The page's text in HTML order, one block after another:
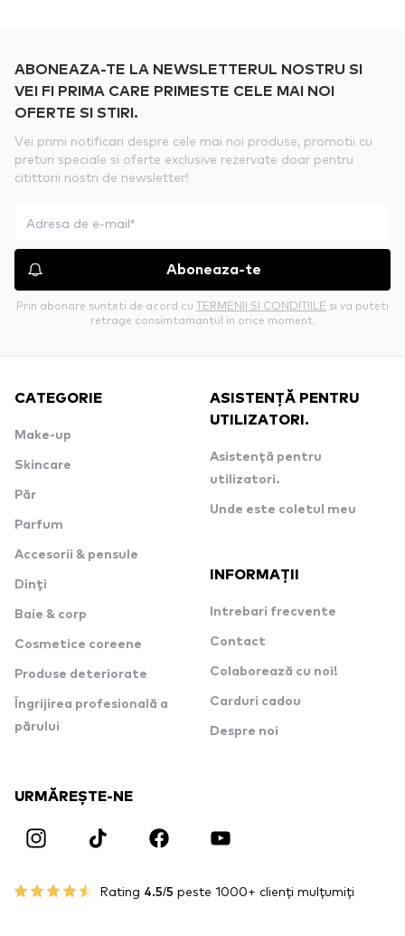
ABONEAZA-TE LA NEWSLETTERUL NOSTRU SI
VEI FI PRIMA CARE PRIMESTE CELE MAI NOI
OFERTE SI STIRI.
Vei primi notificari despre cele mai noi produse, promotii cu
preturi speciale si oferte exclusive rezervate doar pentru
citittorii nostri de newsletter!
Aboneaza-te
Prin abonare sunteti de acord cu TERMENII SI CONDITIILE si va puteti
retrage consimtamantul in orice moment.
CATEGORIE
Make-up
Skincare
Păr
Parfum
Accesorii & pensule
Dinți
Baie & corp
Cosmetice coreene
Produse deteriorate
Îngrijirea profesională a
părului
ASISTENȚĂ PENTRU
UTILIZATORI.
Asistență pentru
utilizatori.
Unde este coletul meu
INFORMAȚII
Intrebari frecvente
Contact
Colaborează cu noi!
Carduri cadou
Despre noi
URMĂREȘTE-NE
Rating 4.5/5 peste 1000+ clienți mulțumiți